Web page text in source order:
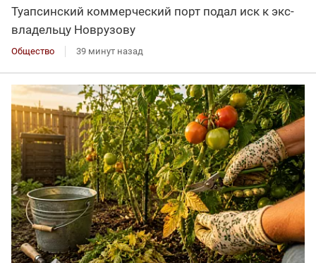
Туапсинский коммерческий порт подал иск к экс-
владельцу Новрузову
Общество 39 минут назад